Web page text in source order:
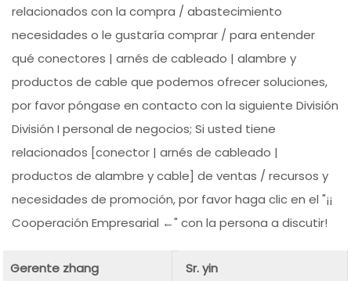
relacionados con la compra / abastecimiento
necesidades o le gustaría comprar / para entender
qué conectores | arnés de cableado | alambre y
productos de cable que podemos ofrecer soluciones,
por favor póngase en contacto con la siguiente División
División I personal de negocios; Si usted tiene
relacionados [conector | arnés de cableado |
productos de alambre y cable] de ventas / recursos y
necesidades de promoción, por favor haga clic en el "¡¡
Cooperación Empresarial ←" con la persona a discutir!
Gerente zhang
Sr. yin